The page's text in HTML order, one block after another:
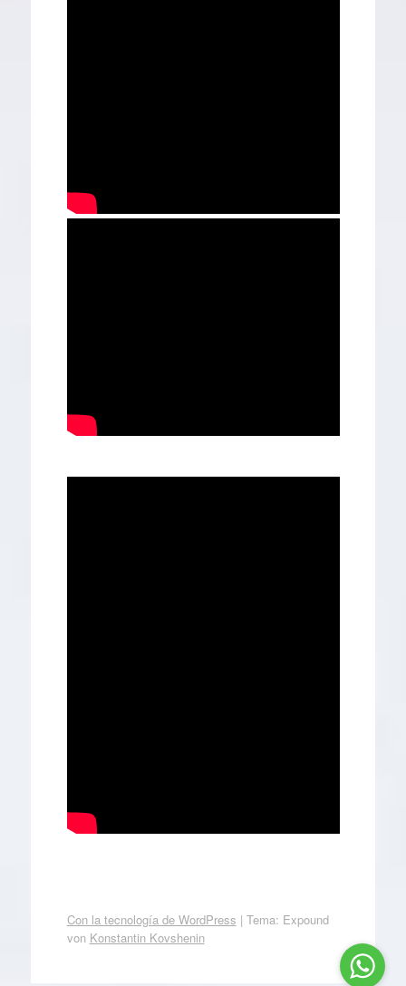
Con la tecnología de WordPress | Tema: Expound
von Konstantin Kovshenin